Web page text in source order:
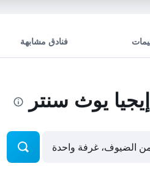
فنادق مشابهة
يوث سنتر